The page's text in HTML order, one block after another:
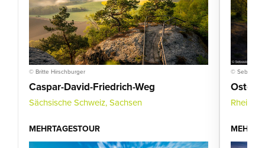
© Britte Hirschburger
Caspar-David-Friedrich-Weg
Sächsische Schweiz, Sachsen
MEHRTAGESTOUR
© Sebastian